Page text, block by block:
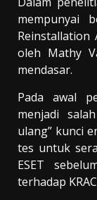
mempunyai
Reinstallation
oleh Mathy
mendasar.
Pada awal
menjadi
ulang” kunci
tes untuk
ESET
terhadap